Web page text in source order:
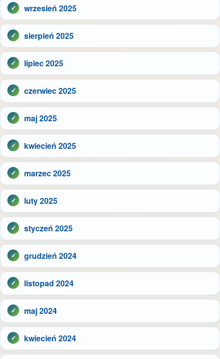
wrzesień 2025
sierpień 2025
lipiec 2025
czerwiec 2025
maj 2025
kwiecień 2025
marzec 2025
luty 2025
styczeń 2025
grudzień 2024
listopad 2024
maj 2024
kwiecień 2024